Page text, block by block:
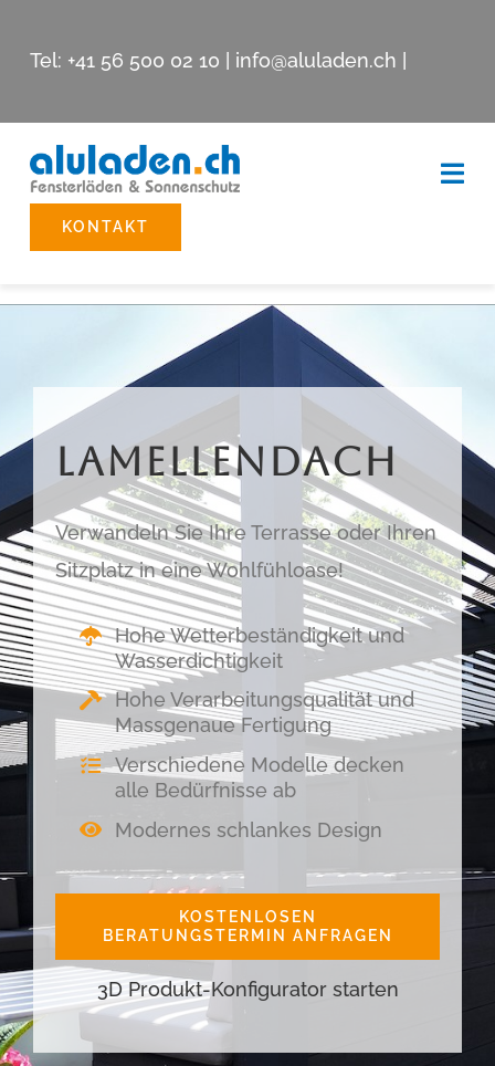
Tel: +41 56 500 02 10 info@aluladen.ch
Showroom
Unternehmen
KONTAKT
Lamellendach
Verwandeln Sie Ihre Terrasse oder Ihren
Sitzplatz in eine Wohlfühloase!
Hohe Wetterbeständigkeit und
Wasserdichtigkeit
Hohe Verarbeitungsqualität und
Massgenaue Fertigung
Verschiedene Modelle decken
alle Bedürfnisse ab
Modernes schlankes Design
KOSTENLOSEN
BERATUNGSTERMIN ANFRAGEN
3D Produkt-Konfigurator starten